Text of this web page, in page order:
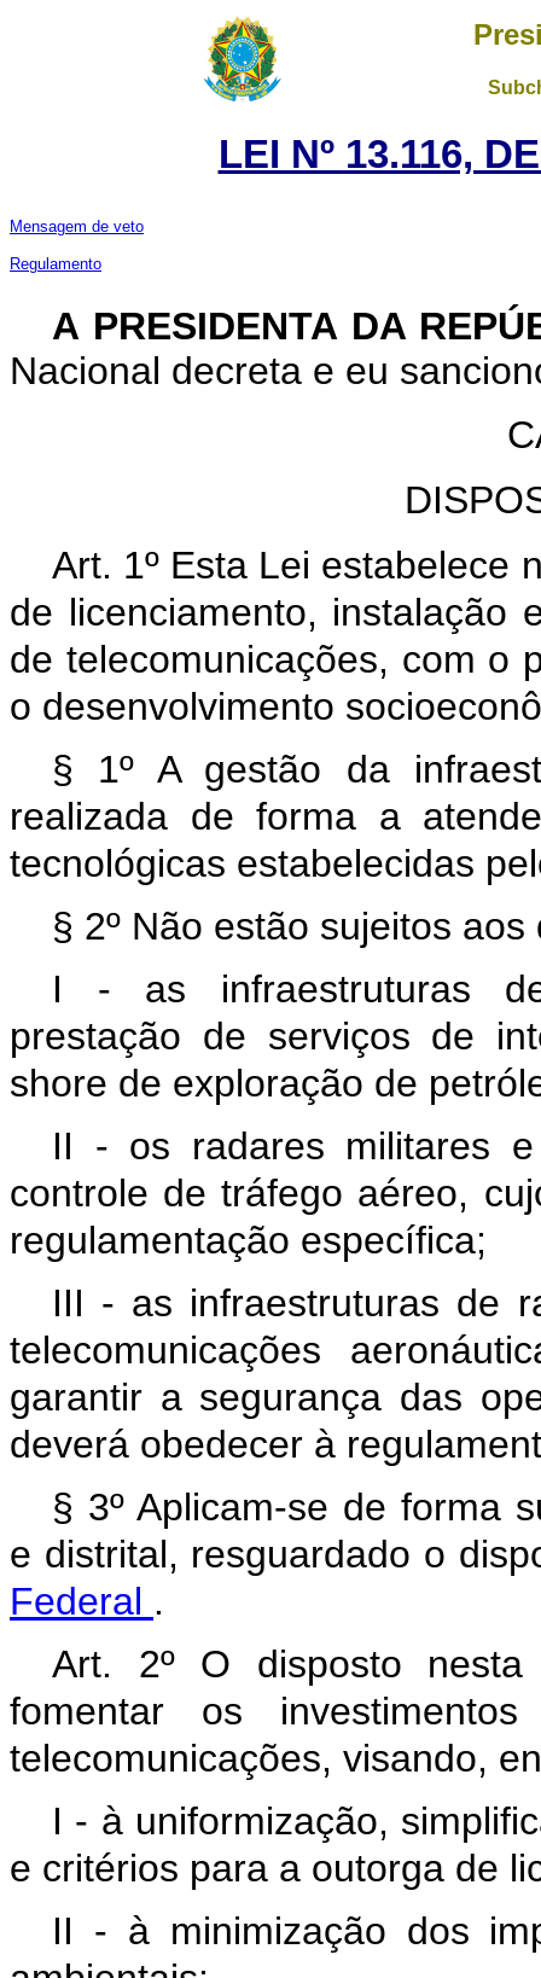
LEI Nº 13.116,
Mensagem de veto
Regulamento
A PRESIDENTA DA
Nacional decreta e eu
Art. 1º Esta Lei estabelece
de licenciamento, instalação
de telecomunicações, com o
o desenvolvimento
§ 1º A gestão da
realizada de forma a
tecnológicas estabelecidas
§ 2º Não estão sujeitos
I - as infraestruturas
prestação de serviços de
shore de exploração de
II - os radares militares
controle de tráfego aéreo,
regulamentação específica;
III - as infraestruturas de
telecomunicações
garantir a segurança das
deverá obedecer à
§ 3º Aplicam-se de forma
e distrital, resguardado o
Federal .
Art. 2º O disposto
fomentar os
telecomunicações, visando,
I - à uniformização,
e critérios para a outorga de
II - à minimização dos